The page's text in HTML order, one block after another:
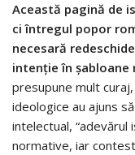
Această pagină de
ci întregul popor
necesară
intenţie în şabloane
presupune mult
ideologice au ajuns
intelectual, “adevărul
normative, iar